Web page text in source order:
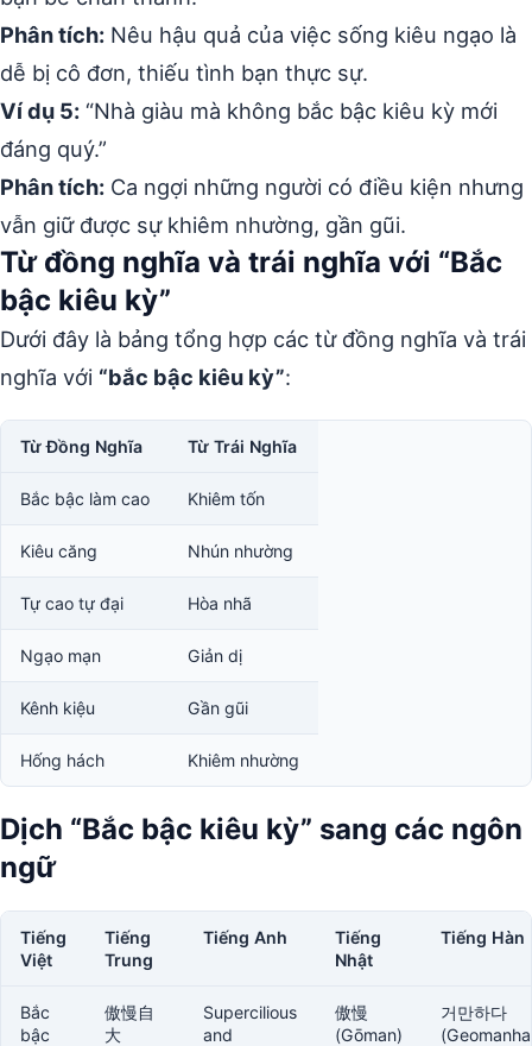
Phân tích: Nêu hậu quả của việc sống kiêu ngạo là
dễ bị cô đơn, thiếu tình bạn thực sự.
Ví dụ 5: “Nhà giàu mà không bắc bậc kiêu kỳ mới
đáng quý.”
Phân tích: Ca ngợi những người có điều kiện nhưng
vẫn giữ được sự khiêm nhường, gần gũi.
Từ đồng nghĩa và trái nghĩa với “Bắc
bậc kiêu kỳ”
Dưới đây là bảng tổng hợp các từ đồng nghĩa và trái
nghĩa với “bắc bậc kiêu kỳ”:
Từ Đồng Nghĩa Từ Trái Nghĩa
Bắc bậc làm cao Khiêm tốn
Kiêu căng Nhún nhường
Tự cao tự đại Hòa nhã
Ngạo mạn Giản dị
Kênh kiệu Gần gũi
Hống hách Khiêm nhường
Dịch “Bắc bậc kiêu kỳ” sang các ngôn
ngữ
Tiếng
Việt
Tiếng
Trung
Tiếng Anh
Tiếng
Nhật
Tiếng Hàn
Bắc
bậc
傲慢自
大
Supercilious
and
傲慢
(Gōman)
거만하다